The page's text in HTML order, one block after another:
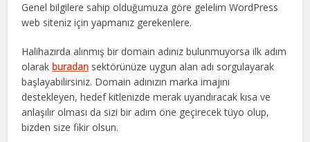
Genel bilgilere sahip olduğumuza göre gelelim WordPress
web siteniz için yapmanız gerekenlere.
Halihazırda alınmış bir domain adınız bulunmuyorsa ilk adım
olarakburadan sektörünüze uygun alan adı sorgulayarak
başlayabilirsiniz. Domain adınızın marka imajını
destekleyen, hedef kitlenizde merak uyandıracak kısa ve
anlaşılır olması da sizi bir adım öne geçirecek tüyo olup,
bizden size fikir olsun.